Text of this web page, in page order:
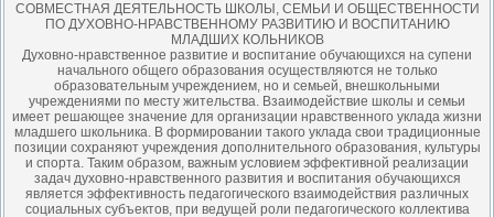
СОВМЕСТНАЯ ДЕЯТЕЛЬНОСТЬ ШКОЛЫ, СЕМЬИ И ОБЩЕСТВЕННОСТИ
ПО ДУХОВНО-НРАВСТВЕННОМУ РАЗВИТИЮ И ВОСПИТАНИЮ
МЛАДШИХ КОЛЬНИКОВ
Духовно-нравственное развитие и воспитание обучающихся на супени
начального общего образования осуществляются не только
образовательным учреждением, но и семьей, внешкольными
учреждениями по месту жительства. Взаимодействие школы и семьи
имеет решающее значение для организации нравственного уклада жизни
младшего школьника. В формировании такого уклада свои традиционные
позиции сохраняют учреждения дополнительного образования, культуры
и спорта. Таким образом, важным условием эффективной реализации
задач духовно-нравственного развития и воспитания обучающихся
является эффективность педагогического взаимодействия различных
социальных субъектов, при ведущей роли педагогического коллектива